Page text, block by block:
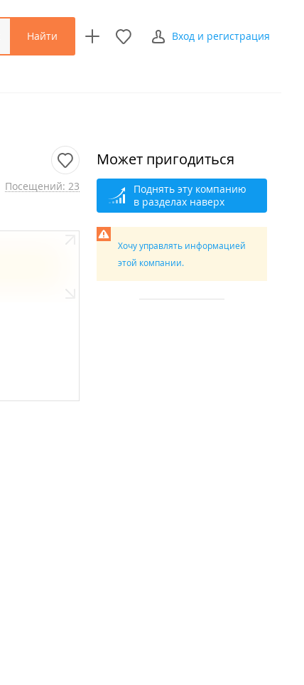
Найти Вход и регистрация
Посещений: 23
Может пригодиться
Поднять эту компанию
в разделах наверх
Хочу управлять информацией
этой компании.